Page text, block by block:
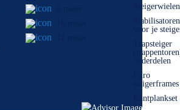
Steigerwielen
Stabilisatoren
voor je
Trapsteiger
onderdelen
Euro
steigerframes
Kantplankset